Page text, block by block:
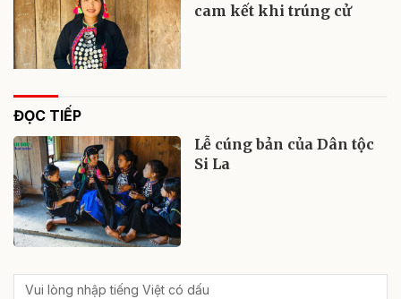
cam kết khi trúng cử
ĐỌC TIẾP
Lễ cúng bản của Dân tộc
Si La